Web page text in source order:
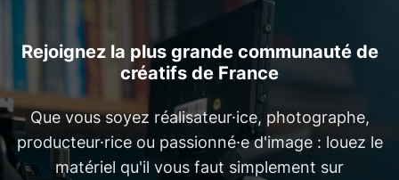
Rejoignez la plus grande communauté de
créatifs de France
Que vous soyez réalisateur·ice, photographe,
producteur·rice ou passionné·e d'image : louez le
matériel qu'il vous faut simplement sur